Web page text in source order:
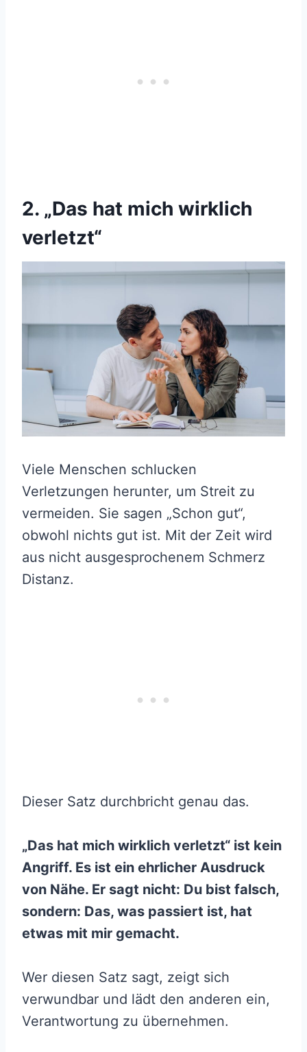
2. „Das hat mich wirklich
verletzt“
Viele Menschen schlucken
Verletzungen herunter, um Streit zu
vermeiden. Sie sagen „Schon gut“,
obwohl nichts gut ist. Mit der Zeit wird
aus nicht ausgesprochenem Schmerz
Distanz.
Dieser Satz durchbricht genau das.
„Das hat mich wirklich verletzt“ ist kein
Angriff. Es ist ein ehrlicher Ausdruck
von Nähe. Er sagt nicht: Du bist falsch,
sondern: Das, was passiert ist, hat
etwas mit mir gemacht.
Wer diesen Satz sagt, zeigt sich
verwundbar und lädt den anderen ein,
Verantwortung zu übernehmen.